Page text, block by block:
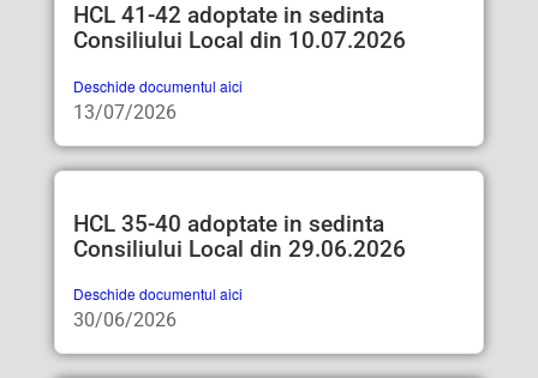
HCL 41-42 adoptate in sedinta
Consiliului Local din 10.07.2026
Deschide documentul aici
13/07/2026
HCL 35-40 adoptate in sedinta
Consiliului Local din 29.06.2026
Deschide documentul aici
30/06/2026